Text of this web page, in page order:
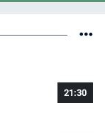
21:30